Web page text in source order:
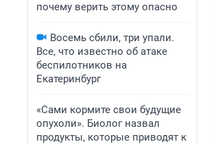
почему верить этому опасно
Восемь сбили, три упали.
Все, что известно об атаке
беспилотников на
Екатеринбург
«Сами кормите свои будущие
опухоли». Биолог назвал
продукты, которые приводят к